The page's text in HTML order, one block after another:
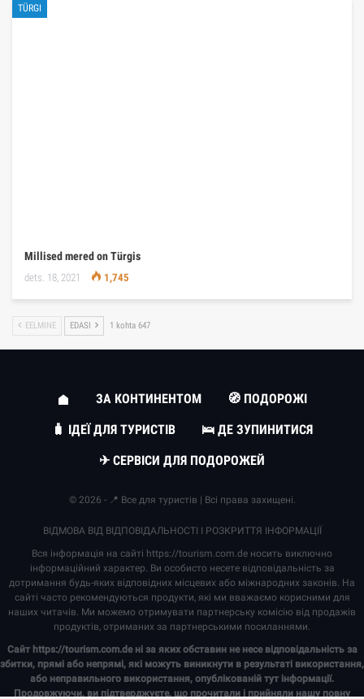
TÜRGI
Millised mered on Türgis
dets. 18, 2021 1,745
EELMINE EDASI 1 kohta 647
ЗА КОНТИНЕНТОМ
🧭 ПОДОРОЖІ
🧳 ІДЕЇ ДЛЯ ТУРИСТІВ
🛌 ДЕ ЗУПИНИТИСЯ
✈ СЕРВІСИ ДЛЯ ПОДОРОЖЕЙ
© 2026 - 📍 Все для туристів | Всі права захищені.
ВІДМОВА ВІД ВІДПОВІДАЛЬНОСТІ І РОЗКРИТТЯ ІНФОРМАЦІЇ
Вся інформація на сайті https://tourism.com.de носить виключно
інформаційний характер. Ви особисто несете відповідальність за
дотримання будь-яких відповідних місцевих або міжнародних законів. На
сайті часто рекомендуються продукти, які ми вважаємо корисними для
наших читачів. Ми можемо отримувати партнерську комісію від продажів
продуктів, отриманих за партнерськими посиланнями.
Сайт https://tourism.com.deні за яких обставин не несе відповідальність за
збитки, прямі або непрямі, які можуть виникнути в результаті використання,
або неправильного використання, опублікованій тут інформації.
Продовжуючи, ви підтверджуєте, що прочитали і прийняли нашу повну